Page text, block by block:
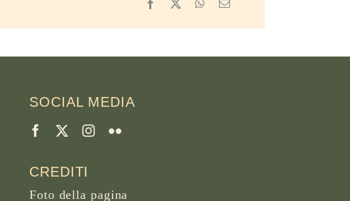
Facebook
X WhatsApp
Email
SOCIAL MEDIA
CREDITI
Foto della pagina